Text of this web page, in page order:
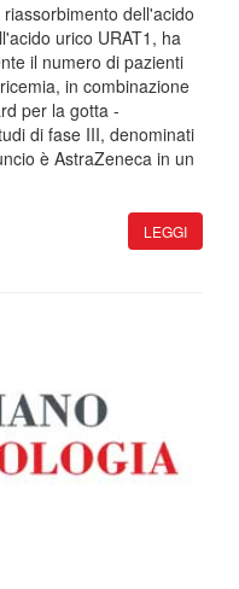
dell'acido
urico URAT1, ha
il numero di pazienti
in combinazione
per la gotta -
di fase III, denominati
è AstraZeneca in un
LEGGI